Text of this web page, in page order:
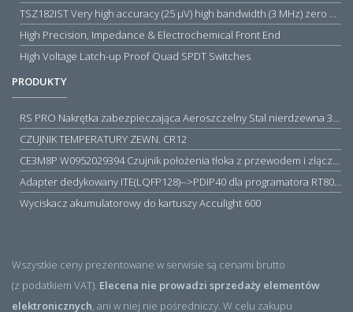
TSZ182IST Very high accuracy (25 µV) high bandwidth (3 MHz) zero drift 5 V operational amplifiers
High Precision, Impedance & Electrochemical Front End
High Voltage Latch-up Proof Quad SPDT Switches
PRODUKTY
RS PRO Nakrętka zabezpieczająca Aeroszczelny Stal nierdzewna 316 Zwykłe
CZUJNIK TEMPERATURY ZEWN. CR12
CE3M8P W0952029394 Czujnik położenia tłoka z przewodem i złączem M8, PNP NO, 10...30VDC, 100mA, METALWORK, METAL WORK jak MZT1-0
Adapter dedykowany ITE(LQFP128)-->PDIP40 dla programatora RT809H/RT809F (simple)
Wyciskacz akumulatorowy do kartuszy Acculight 600
Wszystkie ceny prezentowane w serwisie są cenami brutto
(z podatkiem VAT). Elecena nie prowadzi sprzedaży elementów
elektronicznych , ani w niej nie pośredniczy. W celu zakupu